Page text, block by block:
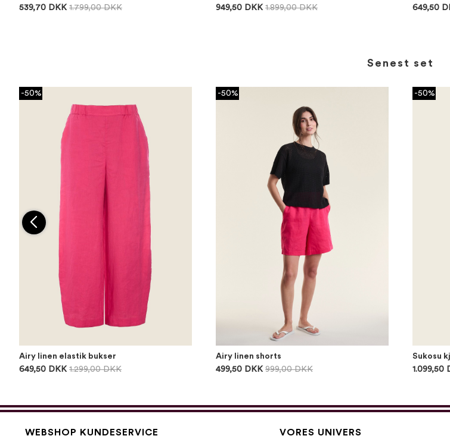
539,70 DKK 1.799,00 DKK
949,50 DKK 1.899,00 DKK
649,50
Senest set
-50%
Airy linen elastik bukser
649,50 DKK 1.299,00 DKK
-50%
Airy linen shorts
499,50 DKK 999,00 DKK
-50%
Sukosu
1.099,50
WEBSHOP KUNDESERVICE VORES UNIVERS